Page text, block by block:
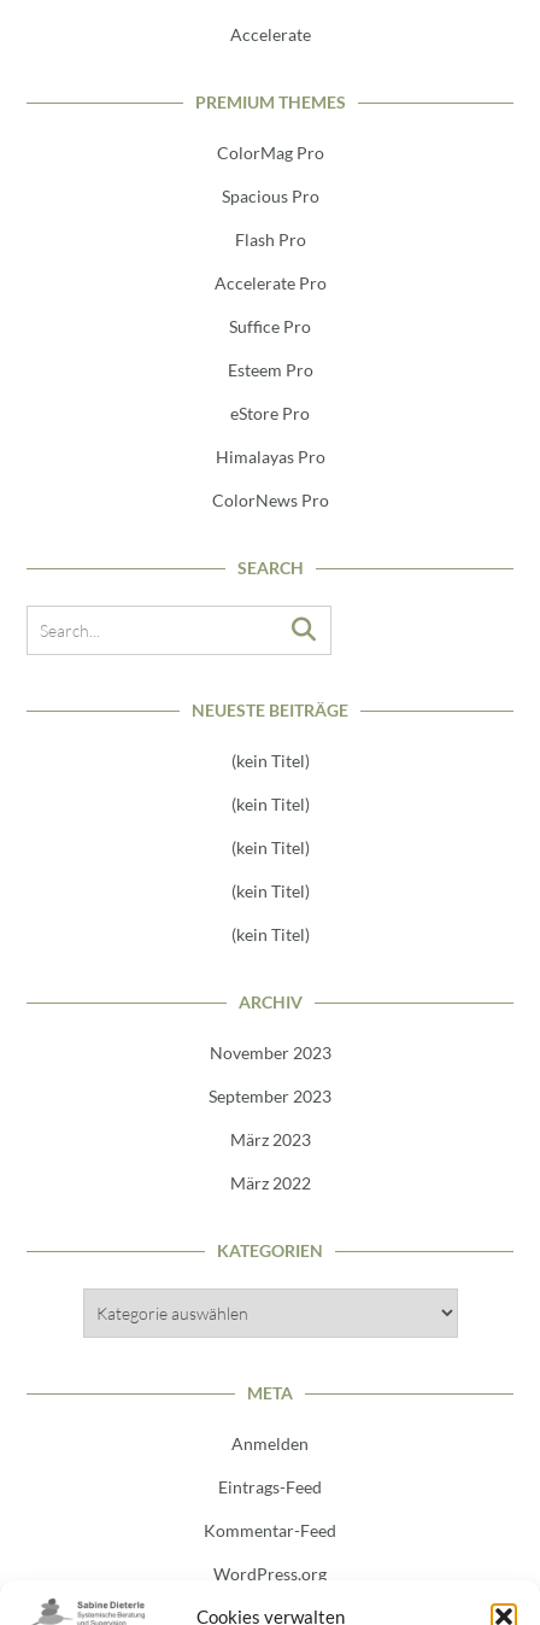
Cookies verwalten
Accelerate
PREMIUM THEMES
ColorMag Pro
Spacious Pro
Flash Pro
Accelerate Pro
Suffice Pro
Esteem Pro
eStore Pro
Himalayas Pro
ColorNews Pro
SEARCH
NEUESTE BEITRÄGE
(kein Titel)
(kein Titel)
(kein Titel)
(kein Titel)
(kein Titel)
ARCHIV
November 2023
September 2023
März 2023
März 2022
KATEGORIEN
META
Anmelden
Eintrags-Feed
Kommentar-Feed
WordPress.org